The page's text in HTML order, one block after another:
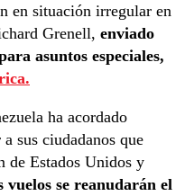
en situación irregular en
Grenell, enviado
asuntos especiales,
ha acordado
sus ciudadanos que
de Estados Unidos y
vuelos se reanudarán el